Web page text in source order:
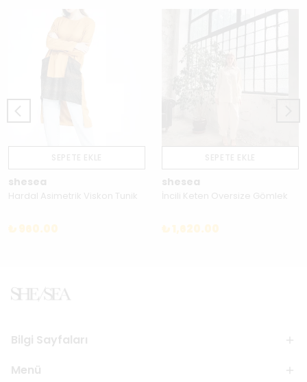
shesea
Hardal Asimetrik Viskon Tunik
₺ 960.00
shesea
İncili Keten Oversize Gömlek
₺ 1,620.00
Bilgi Sayfaları
Menü